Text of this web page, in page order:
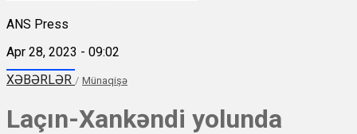
ANS Press
Apr 28, 2023 - 09:02
XƏBƏRLƏR / Münaqişə
Laçın-Xankəndi yolunda